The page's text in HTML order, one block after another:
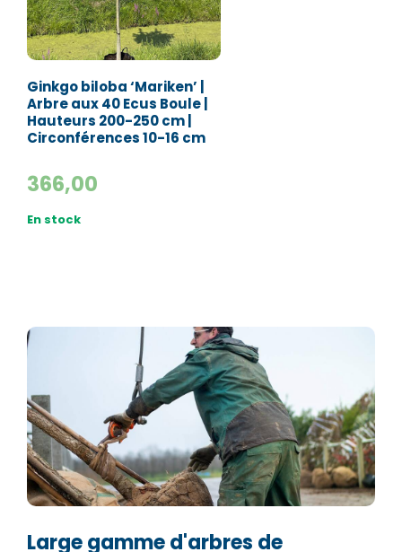
Ginkgo biloba ‘Mariken’ |
Arbre aux 40 Ecus Boule |
Hauteurs 200-250 cm |
Circonférences 10-16 cm
366,00
En stock
Large gamme d'arbres de